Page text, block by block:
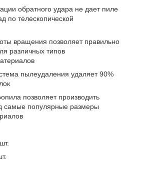
обратного удара не дает пиле
по телескопической
вращения позволяет правильно
различных типов
пылеудаления удаляет 90%
позволяет производить
самые популярные размеры